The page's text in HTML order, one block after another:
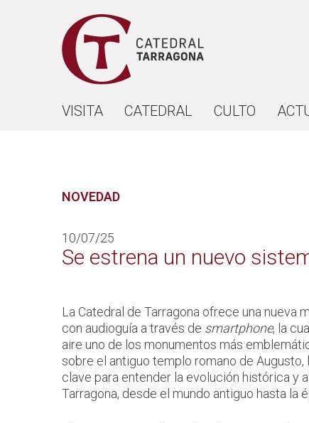
VISITA CATEDRAL CULTO
NOVEDAD
10/07/25
Se estrena un nuevo
La Catedral de Tarragona ofrece una nueva
con audioguía a través de smartphone, la
aire uno de los monumentos más
sobre el antiguo templo romano de Augusto,
clave para entender la evolución histórica y
Tarragona, desde el mundo antiguo hasta la